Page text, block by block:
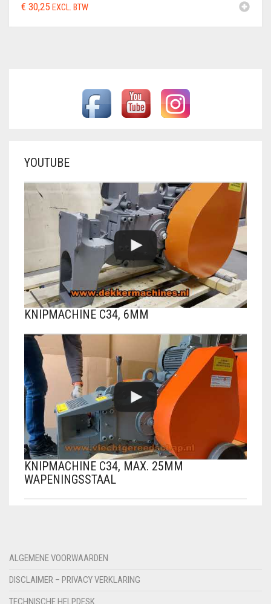
€ 30,25 EXCL. BTW
YOUTUBE
KNIPMACHINE C34, 6MM
KNIPMACHINE C34, MAX. 25MM
WAPENINGSSTAAL
ALGEMENE VOORWAARDEN
DISCLAIMER – PRIVACY VERKLARING